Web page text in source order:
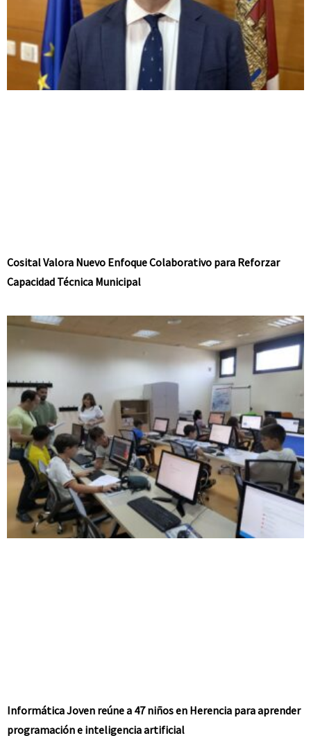
Cosital Valora Nuevo Enfoque Colaborativo para Reforzar
Capacidad Técnica Municipal
Informática Joven reúne a 47 niños en Herencia para aprender
programación e inteligencia artificial